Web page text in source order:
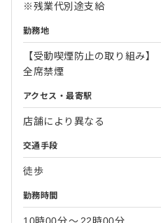
※残業代別途支給
勤務地
【受動喫煙防止の取り組み】
全席禁煙
アクセス・最寄駅
店舗により異なる
交通手段
徒歩
勤務時間